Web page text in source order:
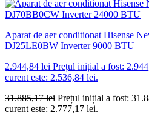
Aparat de aer conditionat Hisense
DJ25LE0BW Inverter 9000 BTU
2.944,84lei Prețul inițial a fost:
curent este: 2.536,84 lei.
31.885,17lei Prețul inițial a fost:
curent este: 2.777,17 lei.